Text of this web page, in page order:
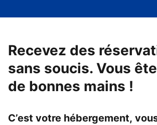
Recevez des
sans soucis. Vous
de bonnes mains !
C’est votre hébergement,